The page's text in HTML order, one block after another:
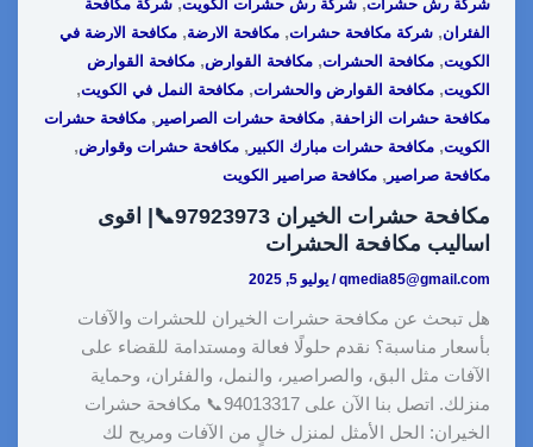
شركة رش حشرات شركة رش حشرات الكويت شركة مكافحة
الفئران,شركة مكافحة حشرات,مكافحة الارضة,مكافحة الارضة في
الكويت,مكافحة الحشرات,مكافحة القوارض,مكافحة القوارض
الكويت,مكافحة القوارض والحشرات,مكافحة النمل في الكويت,
مكافحة حشرات الزاحفة,مكافحة حشرات الصراصير ,مكافحة حشرات
الكويت,مكافحة حشرات مبارك الكبير ,مكافحة حشرات وقوارض,
مكافحة صراصير ,مكافحة صراصير الكويت
مكافحة حشرات الخيران 97923973📞| اقوى
اساليب مكافحة الحشرات
qmedia85@gmail.com
/يوليو 5, 2025
هل تبحث عن مكافحة حشرات الخيران للحشرات والآفات
بأسعار مناسبة؟ نقدم حلولًا فعالة ومستدامة للقضاء على
الآفات مثل البق، والصراصير، والنمل، والفئران، وحماية
منزلك. اتصل بنا الآن على 94013317📞 مكافحة حشرات
الخيران: الحل الأمثل لمنزل خالٍ من الآفات ومريح لك